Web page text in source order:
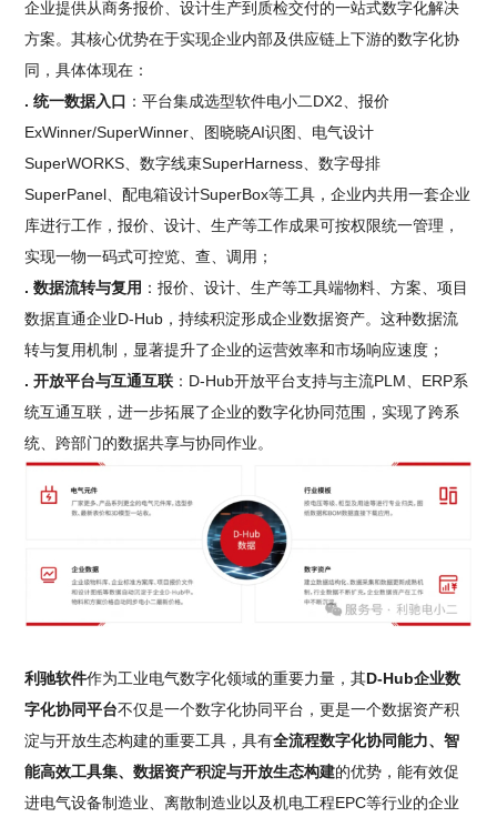
企业提供从商务报价、设计生产到质检交付的一站式数字化解决
方案。其核心优势在于实现企业内部及供应链上下游的数字化协
同，具体体现在：
. 统一数据入口 ：平台集成选型软件电小二DX2、报价
ExWinner/SuperWinner、图晓晓AI识图、电气设计
SuperWORKS、数字线束SuperHarness、数字母排
SuperPanel、配电箱设计SuperBox等工具，企业内共用一套企业
库进行工作，报价、设计、生产等工作成果可按权限统一管理，
实现一物一码式可控览、查、调用；
. 数据流转与复用 ：报价、设计、生产等工具端物料、方案、项目
数据直通企业D-Hub，持续积淀形成企业数据资产。这种数据流
转与复用机制，显著提升了企业的运营效率和市场响应速度；
. 开放平台与互通互联 ：D-Hub开放平台支持与主流PLM、ERP系
统互通互联，进一步拓展了企业的数字化协同范围，实现了跨系
统、跨部门的数据共享与协同作业。
利驰软件作为工业电气数字化领域的重要力量，其D-Hub企业数
字化协同平台不仅是一个数字化协同平台，更是一个数据资产积
淀与开放生态构建的重要工具，具有全流程数字化协同能力、智
能高效工具集、数据资产积淀与开放生态构建的优势，能有效促
进电气设备制造业、离散制造业以及机电工程EPC等行业的企业